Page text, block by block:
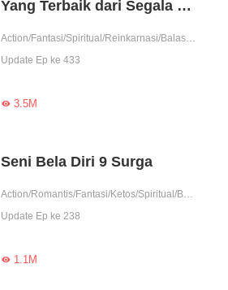
Yang Terbaik dari Segala Generasi
Action/Fantasi/Spiritual/Reinkarnasi/Balas Dendam/Kultivasi/Contributor
Update Ep ke 433
3.5M
Seni Bela Diri 9 Surga
Action/Romantis/Fantasi/Ketos/Spiritual/Balas Dendam/Kultivasi/Contributor
Update Ep ke 238
1.1M